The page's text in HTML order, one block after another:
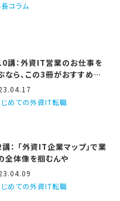
コラム
講：外資IT営業のお仕事を
なら、この3冊がおすすめや
めての外資IT転職
： 「外資IT企業マップ」で業
全体像を掴むんや
めての外資IT転職